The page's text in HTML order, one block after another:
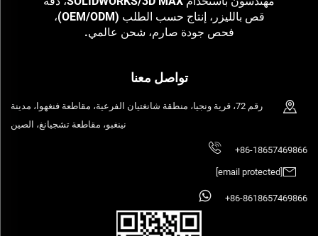
قص بالليزر، إنتاج حسب الطلب (OEM/ODM)،
فحص جودة صارم، شحن عالمي.
تواصل معنا
رقم 72، قرية ونجيا، منطقة شانغتيان الفرعية، مقاطعة فنغهوا، مدينة
نينغبو، مقاطعة تشجيانغ، الصين
+86-18657469866
+86-8618657469866